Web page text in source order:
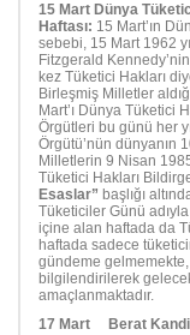
15 Mart Dünya
Haftası: 15 Mart’ın
sebebi, 15 Mart 1962
Fitzgerald
kez Tüketici Hakları
Birleşmiş Milletler
Mart’ı Dünya Tüketici
Örgütleri bu günü her
Örgütü’nün dünyanın
Milletlerin 9 Nisan
Tüketici Hakları
Esaslar” başlığı
Tüketiciler Günü
içine alan haftada da
haftada sadece
gündeme
bilgilendirilerek
amaçlanmaktadır.
17 Mart
Berat